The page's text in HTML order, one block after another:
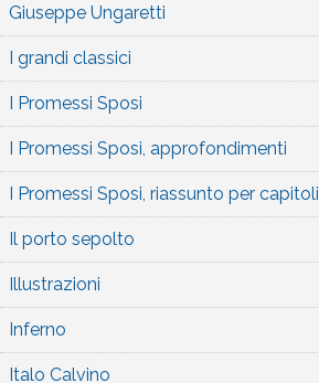
Giuseppe Ungaretti
I grandi classici
I Promessi Sposi
I Promessi Sposi, approfondimenti
I Promessi Sposi, riassunto per capitoli
Il porto sepolto
Illustrazioni
Inferno
Italo Calvino